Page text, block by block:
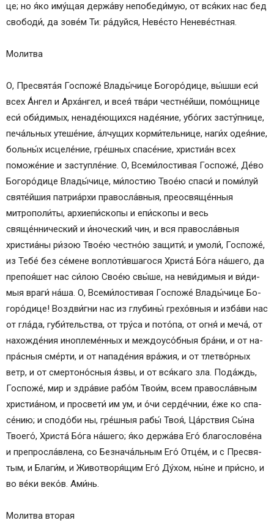
це; но я́ко иму́щая держа́ву непобеди́мую, от вся́­ких нас бед
сво­боди́, да зо­ве́м Ти: ра́­дуй­ся, Не­ве́с­то Не­не­ве́ст­ная.
Мо­лит­ва
О, Пре­свя­та́я Гос­по­же́ Вла­ды́­чи­це Бо­го­ро́­ди­це, вы́шши еси́
всех А́н­гел и Ар­ха́н­гел, и всея́ тва́­ри честне́йши, по­мо́щ­ни­це
еси́ оби́­ди­мых, ненаде́ющихся на­де́я­ние, убо́­гих за­сту́п­ни­це,
пе­ча́ль­ных уте­ше́­ние, а́лчущих корми́тельнице, на­ги́х оде­я́ние,
больны́х ис­це­ле́­ние, гре́ш­ных спа­се́­ние, хри­сти­а́н всех
поможе́ние и за­ступ­ле́­ние. О, Все­ми́­лос­ти­вая Гос­по­же́, Де́­во
Бо­го­ро́­ди­це Вла­ды́­чи­це, ми́­лос­тию Твое́ю спа­си́ и по­ми́­луй
святе́йшия патриа́рхи пра­во­сла́вныя, преосвяще́нныя
митрополи́ты, архиепи́скопы и епи́скопы и весь
свяще́ннический и и́ноческий чин, и вся пра­во­сла́вныя
христиа́ны ри́­зою Твое́ю чест­но́ю защити́; и умо­ли́, Гос­по­же́,
из Те­бе́ без се́­ме­не воплоти́вшагося Хри­ста́ Бо́­га на́­ше­го, да
препоя́шет нас си́­лою Свое́ю свы́­ше, на неви́димыя и ви́­ди­
мыя вра­ги́ на́­ша. О, Все­ми́­лос­ти­вая Гос­по­же́ Вла­ды́­чи­це Бо­
го­ро́­ди­це! Воз­дви́г­ни нас из глу­би­ны́ гре­хо́в­ныя и из­ба́­ви нас
от гла́­да, губи́тельства, от тру́­са и по­то́­па, от ог­ня́ и ме­ча́, от
нахожде́ния ино­пле­ме́н­ных и меж­до­усо́б­ныя бра́­ни, и от на­
пра́с­ныя сме́р­ти, и от нападе́ния вра́­жия, и от тлетво́рных
ветр, и от смер­то­но́с­ныя я́з­вы, и от вся́­ка­го зла. По­да́ждь,
Гос­по­же́, мир и здра́­вие ра­бо́м Тво­и́м, всем правосла́вным
христиа́ном, и про­све­ти́ им ум, и о́чи серде́чнии, е́же ко спа­
се́­нию; и спо­до́­би ны, гре́ш­ныя ра­бы́ Твоя́, Ца́рст­вия Сы́­на
Тво­его́, Хри­ста́ Бо́­га на́­ше­го; я́ко дер­жа́­ва Его́ благослове́на
и препросла́влена, со Без­на­ча́ль­ным Его́ От­це́м, и с Пре­свя­
тым, и Бла­ги́м, и Жи­во­тво­ря́­щим Его́ Ду́­хом, ны́­не и при́с­но, и
во ве́­ки ве­ко́в. Ами́нь.
Мо­лит­ва вторая